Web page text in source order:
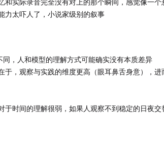
储
和实际录音完全没有对上的那个瞬间，感觉像一个
力太吓人了，小说家级别的叙事
同，人和模型的理解方式可能确实没有本质差异
于，观察与实践的维度更高（眼耳鼻舌身意），进
于时间的理解很弱，如果人观察不到稳定的日夜交